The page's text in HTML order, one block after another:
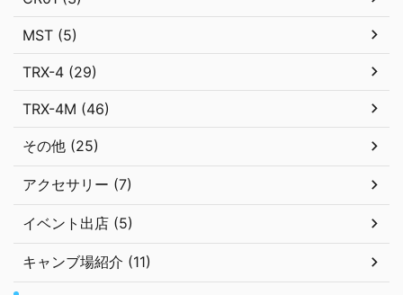
MST (5)
TRX-4 (29)
TRX-4M (46)
その他 (25)
アクセサリー (7)
イベント出店 (5)
キャンブ場紹介 (11)